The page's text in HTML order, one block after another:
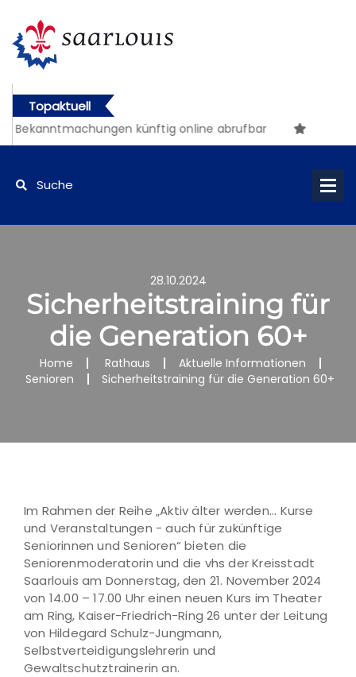
Topaktuell
Bekanntmachungen künftig online abrufbar
28.10.2024
Sicherheitstraining für
die Generation 60+
Home Rathaus
Aktuelle Informationen
Senioren
Sicherheitstraining für die Generation 60+
Im Rahmen der Reihe „Aktiv älter werden... Kurse
und Veranstaltungen - auch für zukünftige
Seniorinnen und Senioren“ bieten die
Seniorenmoderatorin und die vhs der Kreisstadt
Saarlouis am Donnerstag, den 21. November 2024
von 14.00 – 17.00 Uhr einen neuen Kurs im Theater
am Ring, Kaiser-Friedrich-Ring 26 unter der Leitung
von Hildegard Schulz-Jungmann,
Selbstverteidigungslehrerin und
Gewaltschutztrainerin an.